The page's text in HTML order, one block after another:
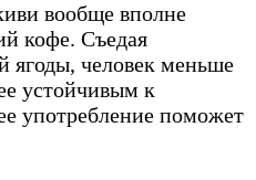
вообще вполне
кофе. Съедая
ягоды, человек меньше
устойчивым к
употребление поможет